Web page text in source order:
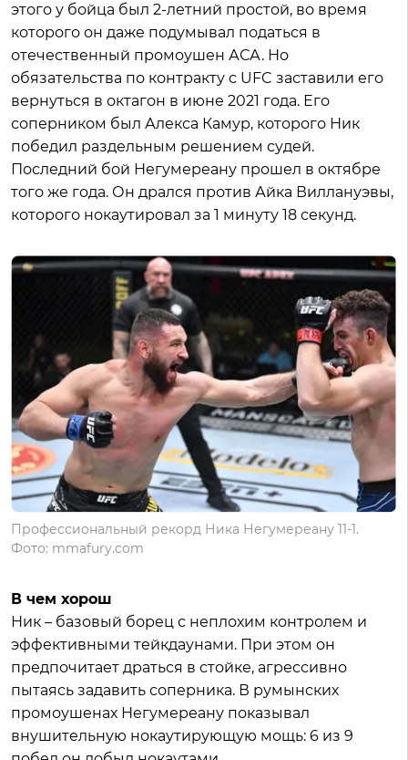
этого у бойца был 2-летний простой, во время
которого он даже подумывал податься в
отечественный промоушен АСА. Но
обязательства по контракту с UFC заставили его
вернуться в октагон в июне 2021 года. Его
соперником был Алекса Камур, которого Ник
победил раздельным решением судей.
Последний бой Негумереану прошел в октябре
того же года. Он дрался против Айка Виллануэвы,
которого нокаутировал за 1 минуту 18 секунд.
Профессиональный рекорд Ника Негумереану 11-1.
Фото: mmafury.com
В чем хорош
Ник – базовый борец с неплохим контролем и
эффективными тейкдаунами. При этом он
предпочитает драться в стойке, агрессивно
пытаясь задавить соперника. В румынских
промоушенах Негумереану показывал
внушительную нокаутирующую мощь: 6 из 9